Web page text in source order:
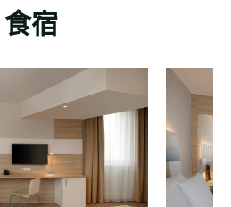
食宿